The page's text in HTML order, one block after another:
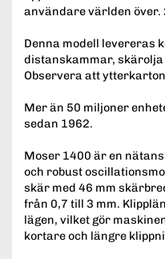
användare världen över.
Denna modell levereras
distanskammar,
Observera att
Mer än 50 miljoner
sedan 1962.
Moser 1400 är en
och robust
skär med 46 mm
från 0,7 till 3 mm.
lägen, vilket gör
kortare och längre